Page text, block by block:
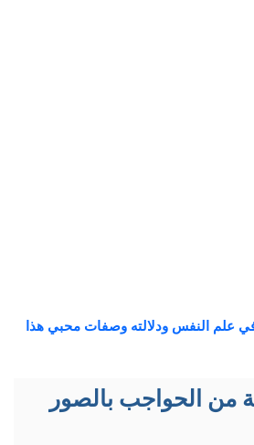
علم النفس ودلالته وصفات محبي هذا
من الحواجب بالصور